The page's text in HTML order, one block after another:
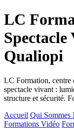
LC
Qualiopi
LC Formation, centre
spectacle vivant :
structure et sécurité.
Accueil Qui Sommes
Formations Vidéo